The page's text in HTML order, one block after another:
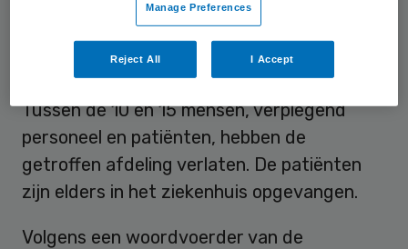
Patiënten
Tussen de 10 en 15 mensen, verplegend
personeel en patiënten, hebben de
getroffen afdeling verlaten. De patiënten
zijn elders in het ziekenhuis opgevangen.
Volgens een woordvoerder van de
Manage Preferences
Reject All I Accept